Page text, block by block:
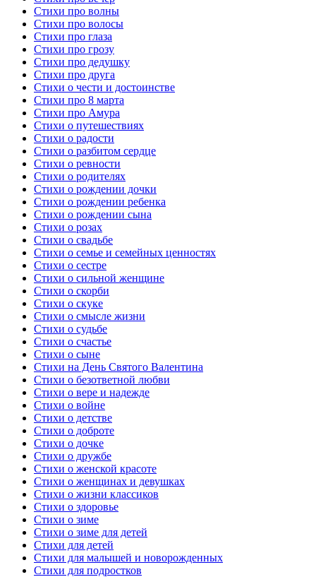
Стихи про волны
Стихи про волосы
Стихи про глаза
Стихи про грозу
Стихи про дедушку
Стихи про друга
Стихи о чести и достоинстве
Стихи про 8 марта
Стихи про Амура
Стихи о путешествиях
Стихи о радости
Стихи о разбитом сердце
Стихи о ревности
Стихи о родителях
Стихи о рождении дочки
Стихи о рождении ребенка
Стихи о рождении сына
Стихи о розах
Стихи о свадьбе
Стихи о семье и семейных ценностях
Стихи о сестре
Стихи о сильной женщине
Стихи о скорби
Стихи о скуке
Стихи о смысле жизни
Стихи о судьбе
Стихи о счастье
Стихи о сыне
Стихи на День Святого Валентина
Стихи о безответной любви
Стихи о вере и надежде
Стихи о войне
Стихи о детстве
Стихи о доброте
Стихи о дочке
Стихи о дружбе
Стихи о женской красоте
Стихи о женщинах и девушках
Стихи о жизни классиков
Стихи о здоровье
Стихи о зиме
Стихи о зиме для детей
Стихи для детей
Стихи для малышей и новорожденных
Стихи для подростков